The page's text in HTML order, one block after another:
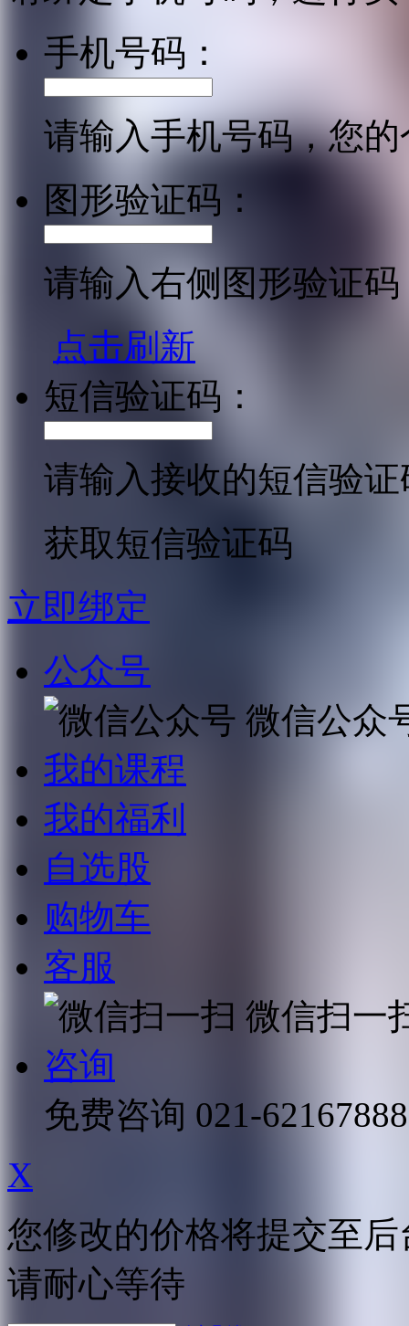
手机号码：
请输入手机号码，您
图形验证码：
请输入右侧图形验证码
点击刷新
短信验证码：
请输入接收的短信验证
获取短信验证码
立即绑定
公众号
微信公众
我的课程
我的福利
自选股
购物车
客服
微信扫一
咨询
免费咨询 021-62167888
X
您修改的价格将提交至
请耐心等待